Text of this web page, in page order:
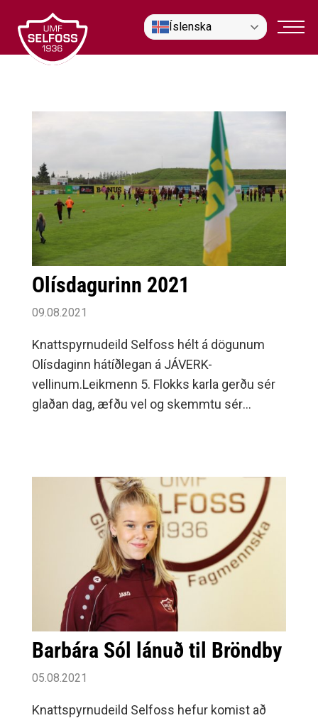
efni
Íslenska
Olísdagurinn 2021
09.08.2021
Knattspyrnudeild Selfoss hélt á dögunum
Olísdaginn hátíðlegan á JÁVERK-
vellinum.Leikmenn 5. Flokks karla gerðu sér
glaðan dag, æfðu vel og skemmtu sér
Barbára Sól lánuð til Bröndby
05.08.2021
Knattspyrnudeild Selfoss hefur komist að